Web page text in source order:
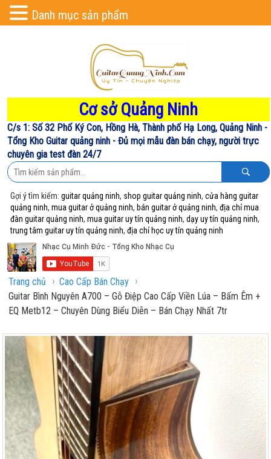
Cơ sở Quảng Ninh
C/s 1: Số 32 Phố Ký Con, Hồng Hà, Thành phố Hạ Long, Quảng Ninh -
Tổng Kho Guitar quảng ninh - Đủ mọi mẫu đàn bán chạy, người trực
chuyên gia test đàn 24/7
Gợi ý tìm kiếm:guitar quảng ninh, shop guitar quảng ninh,cửa hàng guitar
quảng ninh,mua guitar ở quảng ninh, bán guitar ở quảng ninh,địa chỉ mua
đàn guitar quảng ninh,mua guitar uy tín quảng ninh,dạy uy tín quảng ninh,
trung tâm guitar uy tín quảng ninh,địa chỉ học uy tín quảng ninh
Trang chủ › Cao Cấp Bán Chạy ›
Guitar Bình Nguyên A700 – Gỗ Điệp Cao Cấp Viền Lúa – Bấm Êm +
EQ Metb12 – Chuyên Dùng Biểu Diễn – Bán Chạy Nhất 7tr
Danh mục sản phẩm